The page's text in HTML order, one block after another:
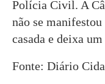
Polícia Civil. A
não se
casada e deixa
Fonte: Diário